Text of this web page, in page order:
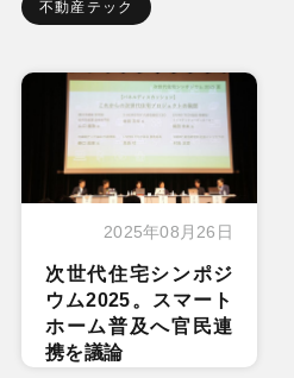
不動産テック
2025年08月26日
次世代住宅シンポジ
ウム2025。スマート
ホーム普及へ官民連
携を議論